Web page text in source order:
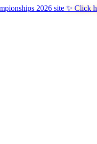
2026 site ✨ Click